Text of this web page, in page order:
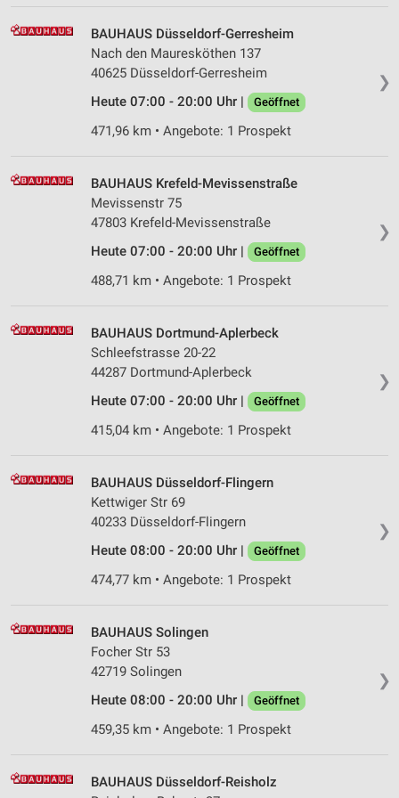
❯
BAUHAUS Düsseldorf-Gerresheim
Nach den Mauresköthen 137
40625 Düsseldorf-Gerresheim
Heute 07:00 - 20:00 Uhr |
Geöffnet
471,96 km • Angebote: 1 Prospekt
❯
BAUHAUS Krefeld-Mevissenstraße
Mevissenstr 75
47803 Krefeld-Mevissenstraße
Heute 07:00 - 20:00 Uhr |
Geöffnet
488,71 km • Angebote: 1 Prospekt
❯
BAUHAUS Dortmund-Aplerbeck
Schleefstrasse 20-22
44287 Dortmund-Aplerbeck
Heute 07:00 - 20:00 Uhr |
Geöffnet
415,04 km • Angebote: 1 Prospekt
❯
BAUHAUS Düsseldorf-Flingern
Kettwiger Str 69
40233 Düsseldorf-Flingern
Heute 08:00 - 20:00 Uhr |
Geöffnet
474,77 km • Angebote: 1 Prospekt
❯
BAUHAUS Solingen
Focher Str 53
42719 Solingen
Heute 08:00 - 20:00 Uhr |
Geöffnet
459,35 km • Angebote: 1 Prospekt
BAUHAUS Düsseldorf-Reisholz
Speichern von oder Zugriff auf Informationen
auf einem Endgerät
Werbeanzeigen
Erstellung von Profilen für personalisierte
Verwendung von Profilen zur Auswahl
personalisierter Werbung
Erstellung von Profilen zur Personalisierung
von Inhalten
Messung der Werbeleistung
Messung der Performance von Inhalten
Kombinationen von Daten aus verschiedenen
Entwicklung und Verbesserung der Angebote
Verwendung reduzierter Daten zur Auswahl von
Geräte anhand von aktiv angeforderten
Informationen identifizieren
Nicht-IAB-Verarbeitungszwecke:
Funktional